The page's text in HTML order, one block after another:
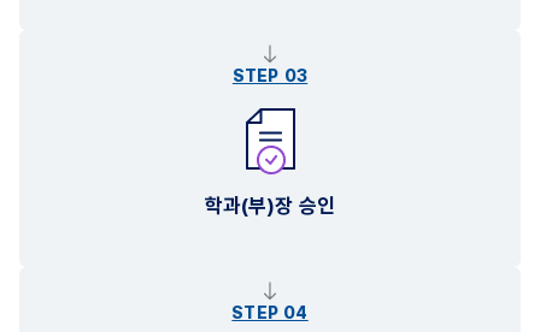
STEP 03
학과(부)장 승인
STEP 04